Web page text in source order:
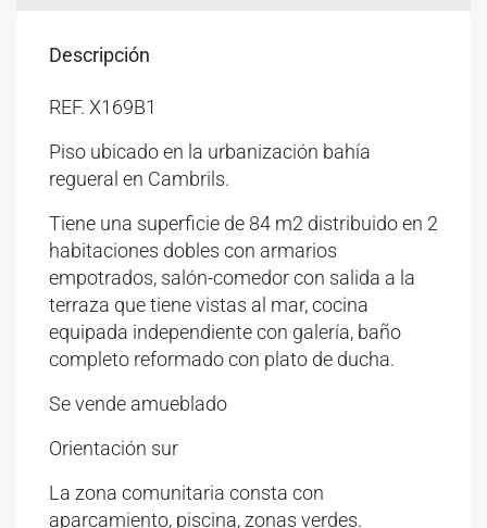
Descripción
REF. X169B1
Piso ubicado en la urbanización bahía
regueral en Cambrils.
Tiene una superficie de 84 m2 distribuido en 2
habitaciones dobles con armarios
empotrados, salón-comedor con salida a la
terraza que tiene vistas al mar, cocina
equipada independiente con galería, baño
completo reformado con plato de ducha.
Se vende amueblado
Orientación sur
La zona comunitaria consta con
aparcamiento, piscina, zonas verdes.